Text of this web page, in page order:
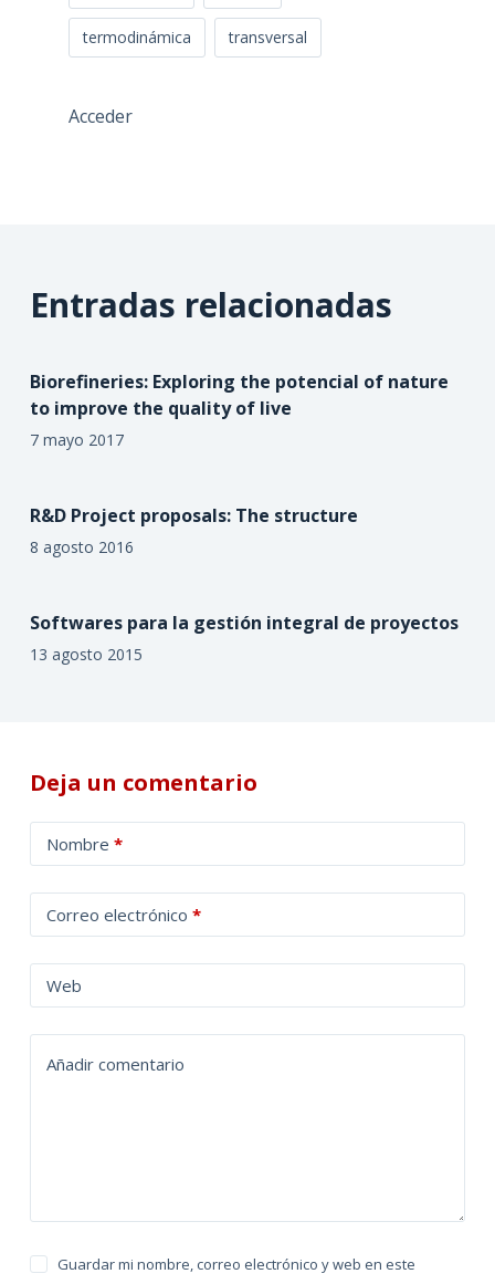
termodinámica transversal
Acceder
Entradas relacionadas
Biorefineries: Exploring the potencial of nature
to improve the quality of live
7 mayo 2017
R&D Project proposals: The structure
8 agosto 2016
Softwares para la gestión integral de proyectos
13 agosto 2015
Deja un comentario
Nombre *
Correo electrónico *
Web
Añadir comentario
Guardar mi nombre, correo electrónico y web en este
l
t
a
t